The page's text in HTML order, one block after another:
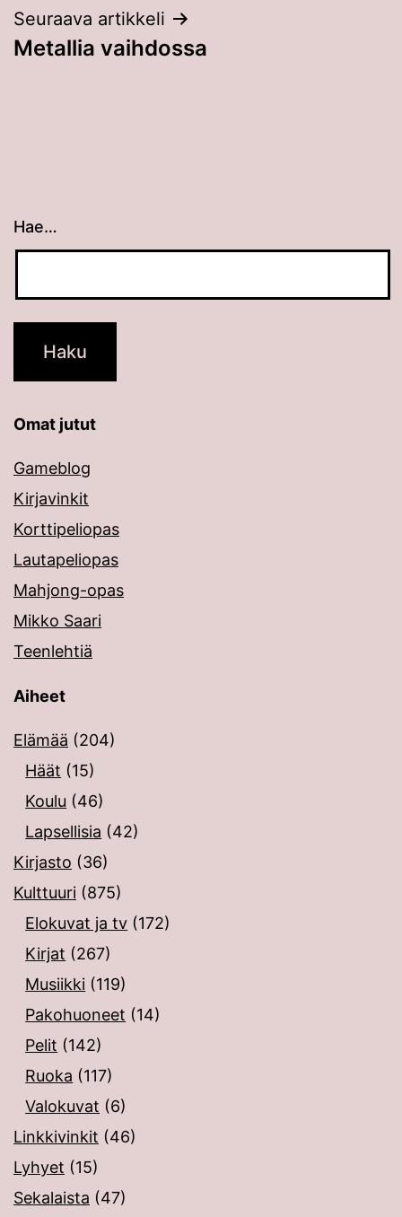
Seuraava artikkeli
Metallia vaihdossa
Hae…
Kun tuloksia tulee, voit selata niitä
Omat jutut
Gameblog
Kirjavinkit
Korttipeliopas
Lautapeliopas
Mahjong-opas
Mikko Saari
Teenlehtiä
Aiheet
Elämää (204)
Häät (15)
Koulu (46)
Lapsellisia (42)
Kirjasto (36)
Kulttuuri (875)
Elokuvat ja tv (172)
Kirjat (267)
Musiikki (119)
Pakohuoneet (14)
Pelit (142)
Ruoka (117)
Valokuvat (6)
Linkkivinkit (46)
Lyhyet (15)
Sekalaista (47)